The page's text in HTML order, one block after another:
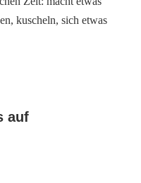
kuscheln, sich etwas
auf